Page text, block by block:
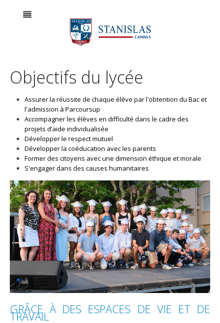
Objectifs du lycée
Assurer la réussite de chaque élève par l'obtention du Bac et
l'admission à Parcoursup
Accompagner les élèves en difficulté dans le cadre des
projets d’aide individualisée
Développer le respect mutuel
Développer la coéducation avec les parents
Former des citoyens avec une dimension éthique et morale
S'engager dans des causes humanitaires
GRÂCE À DES ESPACES DE VIE ET DE
TRAVAIL